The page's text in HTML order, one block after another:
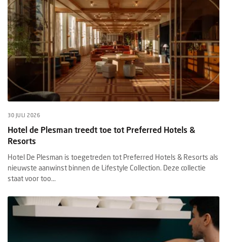
30 JULI 2026
Hotel de Plesman treedt toe tot Preferred Hotels &
Resorts
Hotel De Plesman is toegetreden tot Preferred Hotels & Resorts als
nieuwste aanwinst binnen de Lifestyle Collection. Deze collectie
staat voor too...